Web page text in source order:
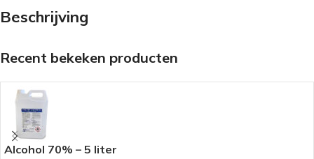
Beschrijving
Recent bekeken producten
Alcohol 70% – 5 liter